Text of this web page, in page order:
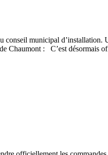
municipal d’installation.
Chaumont : C’est désormais